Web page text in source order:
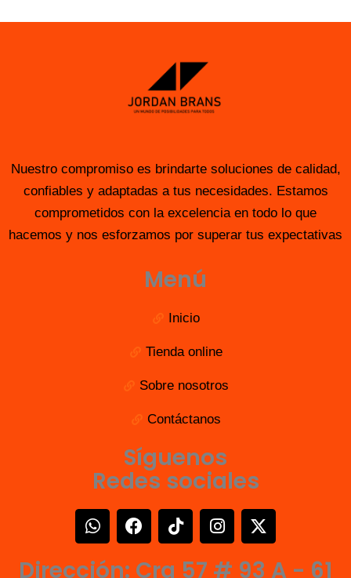
Nuestro compromiso es brindarte soluciones de calidad,
confiables y adaptadas a tus necesidades. Estamos
comprometidos con la excelencia en todo lo que
hacemos y nos esforzamos por superar tus expectativas
Menú
Inicio
Tienda online
Sobre nosotros
Contáctanos
Síguenos
Redes sociales
W
h
t
F
a
e
T
i
I
n
t
X
-
w
Dirección: Cra 57 # 93 A - 61